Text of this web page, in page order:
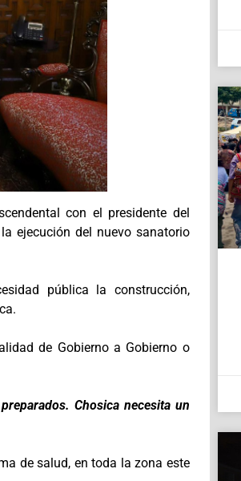
con el presidente del
ejecución del nuevo sanatorio
pública la construcción,
de Gobierno a Gobierno o
Chosica necesita un
de salud, en toda la zona este